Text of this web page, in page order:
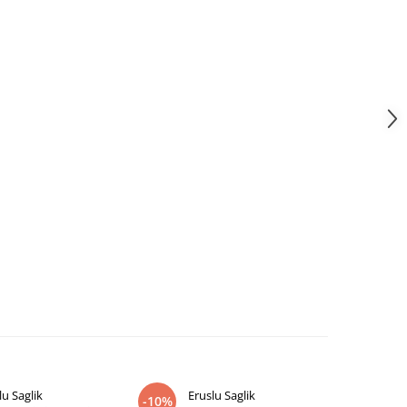
Saglik -10% Eruslu Saglik